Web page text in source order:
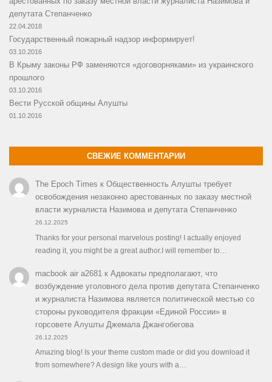
депутата Степанченко
22.04.2018
Государственный пожарный надзор информирует!
03.10.2016
В Крыму законы РФ заменяются «договорняками» из украинского
прошлого
03.10.2016
Вести Русской общины Алушты
01.10.2016
СВЕЖИЕ КОММЕНТАРИИ
The Epoch Times к Общественность Алушты требует
освобождения незаконно арестованных по заказу местной
власти журналиста Назимова и депутата Степанченко
26.12.2025
Thanks for your personal marvelous posting! I actually enjoyed
reading it, you might be a great author.I will remember to…
macbook air a2681 к Адвокаты предполагают, что
возбуждение уголовного дела против депутата Степанченко
и журналиста Назимова является политической местью со
стороны руководителя фракции «Единой России» в
горсовете Алушты Джемала Джангобегова
26.12.2025
Amazing blog! Is your theme custom made or did you download it
from somewhere? A design like yours with a…